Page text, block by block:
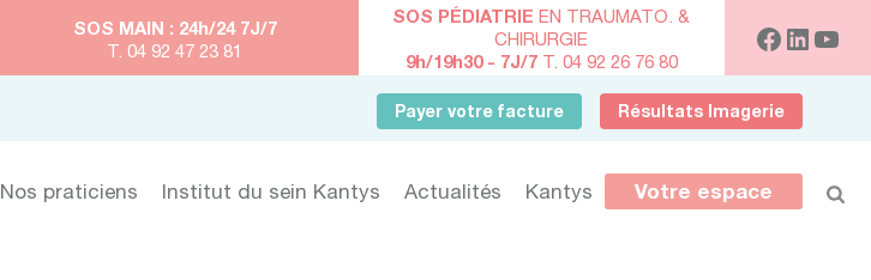
SOS MAIN : 24h/24 7J/7
T. 04 92 47 23 81
SOS PÉDIATRIE EN TRAUMATO. &
CHIRURGIE
9h/19h30 - 7J/7T. 04 92 26 76 80
Payer votre facture Résultats Imagerie
Nos praticiens Institut du sein Kantys Actualités Kantys Votre espace